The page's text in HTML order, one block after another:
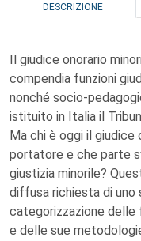
DESCRIZIONE
Il giudice onorario
compendia funzioni
nonché socio-
istituito in Italia il
Ma chi è oggi il giudice
portatore e che parte
giustizia minorile?
diffusa richiesta di
categorizzazione delle
e delle sue